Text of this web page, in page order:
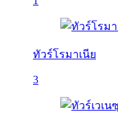
ทัวร์โรมาเนีย
3